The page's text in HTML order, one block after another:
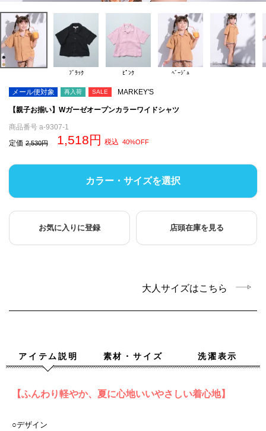
ﾌﾞﾗｯｸ ﾋﾟﾝｸ ﾍﾞｰｼﾞｭ
メール便対象 再入荷 SALE MARKEY'S
【親子お揃い】Wガーゼオープンカラーワイドシャツ
商品番号 a-9307-1
定価 2,530 1,518 税込 40%OFF
カラー・サイズを選択
お気に入りに登録 店頭在庫を見る
大人サイズはこちら
アイテム説明 素材・サイズ 洗濯表示
【ふんわり軽やか、夏に心地いいやさしい着心地】
○デザイン